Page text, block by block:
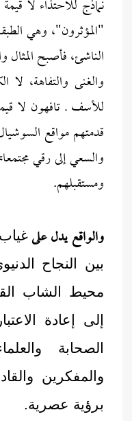
نماذج للاحتذاء لا
"المؤثرون"، وهي
الناشئ، فأصبح المثال
والغنى والتفاهة، لا
للأسف ـ تافهون لا
قدمتهم مواقع
والسعي إلى رقي
ومستقبلهم.
والواقع يدل على
بين النجاح
محيط الشاب
إلى إعادة
الصحابة
والمفكرين
برؤية عصرية.